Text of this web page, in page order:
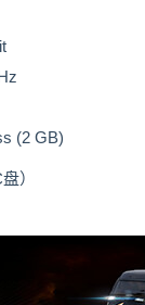
(2 GB)
）